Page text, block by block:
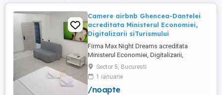
Camere airbnb Ghencea-Dantelei
acreditata Ministerul Economiei,
Digitalizarii siTurismului
Firma Max Night Dreams acreditata
Ministerul Economiei, Digitalizarii,
Antreprenoriatului si Turismului închiriază
in regim hotelier in zona Drumul Taberei -
Ghencea diferite tipuri de camere Camera
single cu o suprafață totală de 16mp
Sector 5, Bucuresti
1 ianuarie
/noapte